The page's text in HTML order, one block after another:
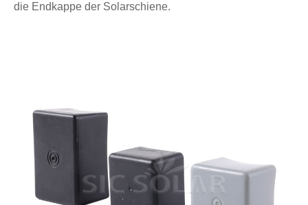
die Endkappe der Solarschiene.